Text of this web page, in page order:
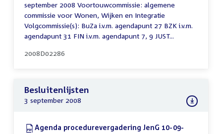
september 2008 Voortouwcommissie: algemene
commissie voor Wonen, Wijken en Integratie
Volgcommissie(s): BuZa i.v.m. agendapunt 27 BZK i.v.m.
agendapunt 31 FIN i.v.m. agendapunt 7, 9 JUST...
2008D02286
Besluitenlijsten
3 september 2008
Download:
Agenda procedurevergadering JenG 10-09-